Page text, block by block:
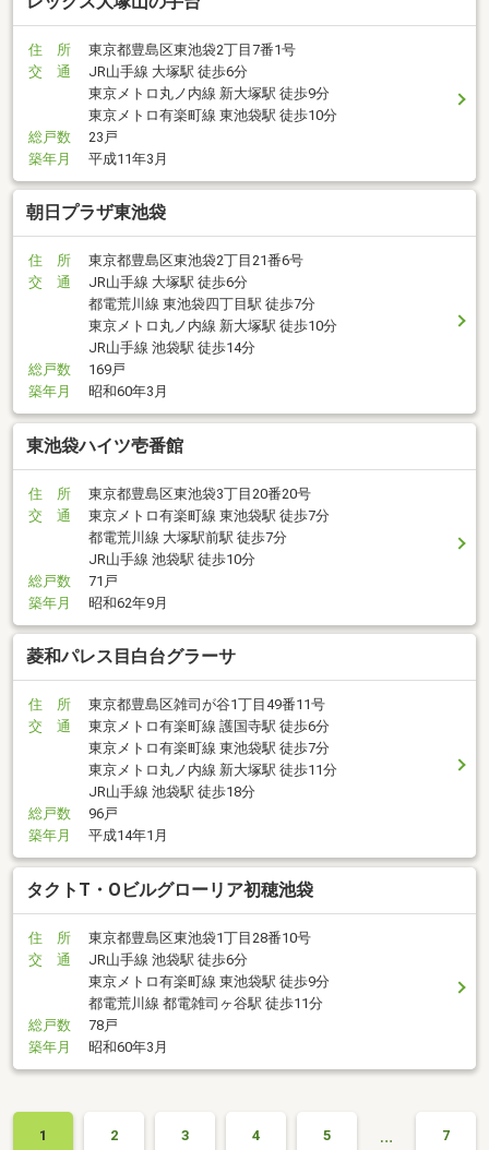
住 所
東京都豊島区東池袋2丁目7番1号
交 通
JR山手線 大塚駅 徒歩6分
東京メトロ丸ノ内線 新大塚駅 徒歩9分
東京メトロ有楽町線 東池袋駅 徒歩10分
総戸数
23戸
築年月
平成11年3月
朝日プラザ東池袋
住 所
東京都豊島区東池袋2丁目21番6号
交 通
JR山手線 大塚駅 徒歩6分
都電荒川線 東池袋四丁目駅 徒歩7分
東京メトロ丸ノ内線 新大塚駅 徒歩10分
JR山手線 池袋駅 徒歩14分
総戸数
169戸
築年月
昭和60年3月
東池袋ハイツ壱番館
住 所
東京都豊島区東池袋3丁目20番20号
交 通
東京メトロ有楽町線 東池袋駅 徒歩7分
都電荒川線 大塚駅前駅 徒歩7分
JR山手線 池袋駅 徒歩10分
総戸数
71戸
築年月
昭和62年9月
菱和パレス目白台グラーサ
住 所
東京都豊島区雑司が谷1丁目49番11号
交 通
東京メトロ有楽町線 護国寺駅 徒歩6分
東京メトロ有楽町線 東池袋駅 徒歩7分
東京メトロ丸ノ内線 新大塚駅 徒歩11分
JR山手線 池袋駅 徒歩18分
総戸数
96戸
築年月
平成14年1月
タクトT・Oビルグローリア初穂池袋
住 所
東京都豊島区東池袋1丁目28番10号
交 通
JR山手線 池袋駅 徒歩6分
東京メトロ有楽町線 東池袋駅 徒歩9分
都電荒川線 都電雑司ヶ谷駅 徒歩11分
総戸数
78戸
築年月
昭和60年3月
1 2 3 4 5 … 7